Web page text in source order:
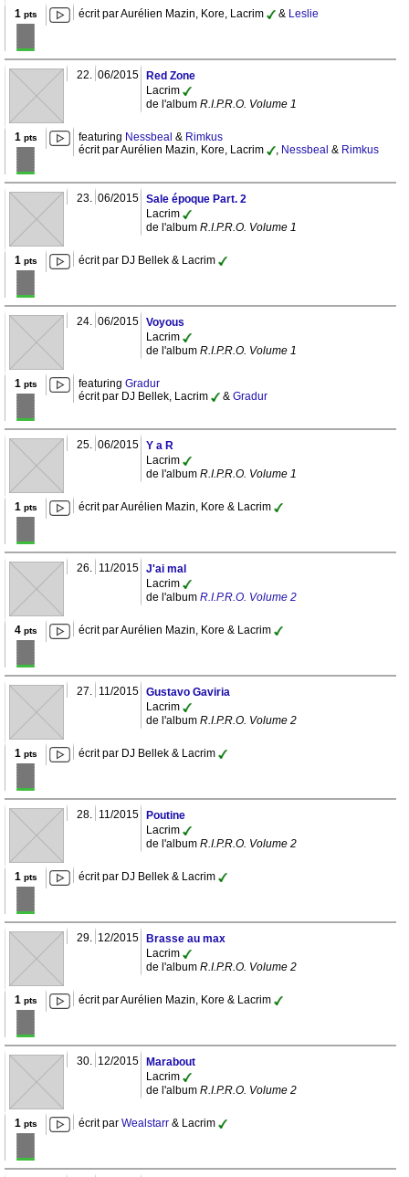
1 pts écrit par Aurélien Mazin, Kore, Lacrim & Leslie
22. 06/2015
Red Zone
Lacrim
de l'album R.I.P.R.O. Volume 1
1 pts featuring Nessbeal & Rimkus
écrit par Aurélien Mazin, Kore, Lacrim
, Nessbeal & Rimkus
23. 06/2015 Sale époque Part. 2
Lacrim
de l'album R.I.P.R.O. Volume 1
1 pts écrit par DJ Bellek & Lacrim
24. 06/2015 Voyous
Lacrim
de l'album R.I.P.R.O. Volume 1
1 pts featuring Gradur
écrit par DJ Bellek, Lacrim
& Gradur
25. 06/2015 Y a R
Lacrim
de l'album R.I.P.R.O. Volume 1
1 pts écrit par Aurélien Mazin, Kore & Lacrim
26. 11/2015
J'ai mal
Lacrim
de l'album R.I.P.R.O. Volume 2
4pts écrit par Aurélien Mazin, Kore & Lacrim
27. 11/2015
Gustavo Gaviria
Lacrim
de l'album R.I.P.R.O. Volume 2
1 pts écrit par DJ Bellek & Lacrim
28. 11/2015
Poutine
Lacrim
de l'album R.I.P.R.O. Volume 2
1 pts écrit par DJ Bellek & Lacrim
29. 12/2015
Brasse au max
Lacrim
de l'album R.I.P.R.O. Volume 2
1 pts écrit par Aurélien Mazin, Kore & Lacrim
30. 12/2015
Marabout
Lacrim
de l'album R.I.P.R.O. Volume 2
1 pts écrit par Wealstarr & Lacrim